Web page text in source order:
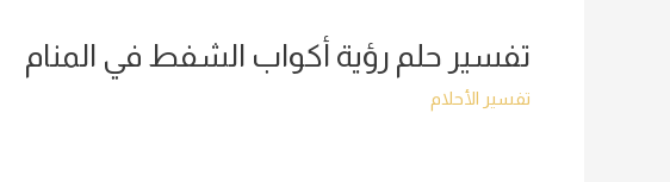
تفسير حلم رؤية أكواب الشفط في المنام
تفسير الأحلام